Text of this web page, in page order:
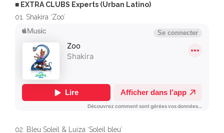
■ EXTRA CLUBS Experts (Urban Latino)
01. Shakira ‘Zoo’
02. Bleu Soleil & Luiza ‘Soleil bleu’